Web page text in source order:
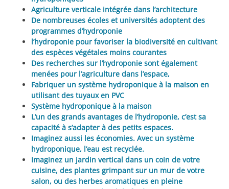
Agriculture verticale intégrée dans l’architecture
De nombreuses écoles et universités adoptent des
programmes d’hydroponie
l’hydroponie pour favoriser la biodiversité en cultivant
des espèces végétales moins courantes
Des recherches sur l’hydroponie sont également
menées pour l’agriculture dans l’espace,
Fabriquer un système hydroponique à la maison en
utilisant des tuyaux en PVC
Système hydroponique à la maison
L’un des grands avantages de l’hydroponie, c’est sa
capacité à s’adapter à des petits espaces.
Imaginez aussi les économies. Avec un système
hydroponique, l’eau est recyclée.
Imaginez un jardin vertical dans un coin de votre
cuisine, des plantes grimpant sur un mur de votre
salon, ou des herbes aromatiques en pleine